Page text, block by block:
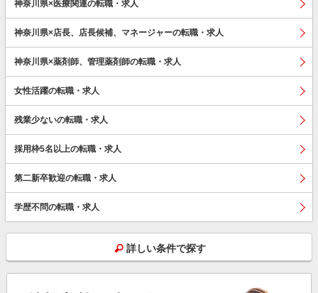
神奈川県×医療関連の転職・求人
神奈川県×店長、店長候補、マネージャーの転職・求人
神奈川県×薬剤師、管理薬剤師の転職・求人
女性活躍の転職・求人
残業少ないの転職・求人
採用枠5名以上の転職・求人
第二新卒歓迎の転職・求人
学歴不問の転職・求人
詳しい条件で探す